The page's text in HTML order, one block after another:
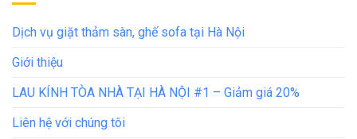
Dịch vụ giặt thảm sàn, ghế sofa tại Hà Nội
Giới thiệu
LAU KÍNH TÒA NHÀ TẠI HÀ NỘI #1 – Giảm giá 20%
Liên hệ với chúng tôi